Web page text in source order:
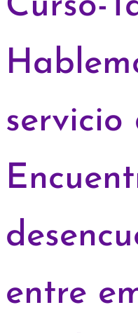
servicio
entre